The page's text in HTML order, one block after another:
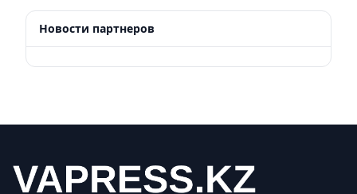
Новости партнеров